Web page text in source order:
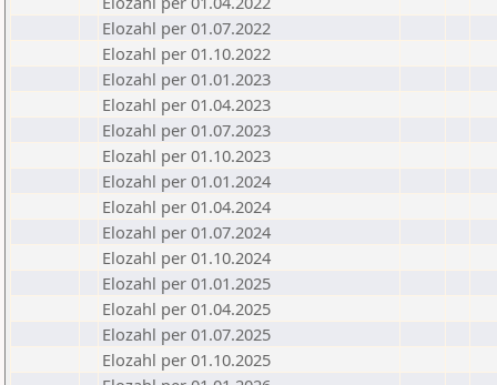
Elozahl per 01.07.2022
Elozahl per 01.10.2022
Elozahl per 01.01.2023
Elozahl per 01.04.2023
Elozahl per 01.07.2023
Elozahl per 01.10.2023
Elozahl per 01.01.2024
Elozahl per 01.04.2024
Elozahl per 01.07.2024
Elozahl per 01.10.2024
Elozahl per 01.01.2025
Elozahl per 01.04.2025
Elozahl per 01.07.2025
Elozahl per 01.10.2025